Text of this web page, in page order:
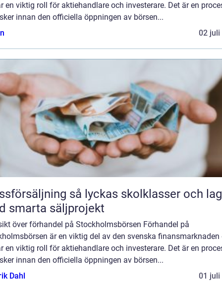
en viktig roll för aktiehandlare och investerare. Det är en
innan den officiella öppningen av börsen...
02 juli
så lyckas skolklasser och lag
smarta säljprojekt
över förhandel på Stockholmsbörsen Förhandel på
är en viktig del av den svenska finansmarknaden
en viktig roll för aktiehandlare och investerare. Det är en
innan den officiella öppningen av börsen...
Dahl
01 juli